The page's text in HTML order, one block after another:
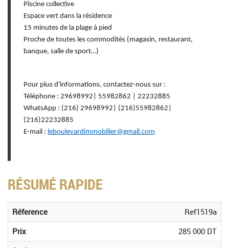
Piscine collective
Espace vert dans la résidence
15 minutes de la plage à pied
Proche de toutes les commodités (magasin, restaurant,
banque, salle de sport…)
Pour plus d'informations, contactez-nous sur :
Téléphone : 29698992| 55982862 | 22232885
WhatsApp : (216) 29698992| (216)55982862|
(216)22232885
E-mail : leboulevardimmobilier@gmail.com
RÉSUMÉ RAPIDE
Réference
Ref1519a
Prix
285 000 DT